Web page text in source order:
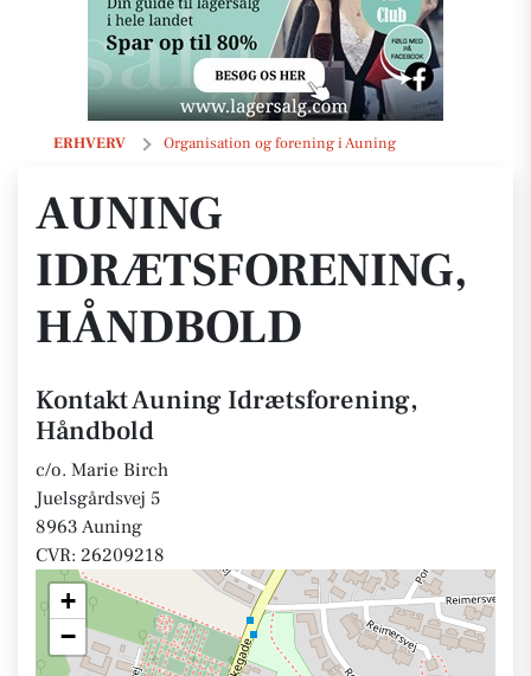
ERHVERV Organisation og forening i Auning
Auning Idrætsforening, Håndbold
AUNING
IDRÆTSFORENING,
HÅNDBOLD
Kontakt Auning Idrætsforening,
Håndbold
c/o. Marie Birch
Juelsgårdsvej 5
8963 Auning
CVR: 26209218
+
−